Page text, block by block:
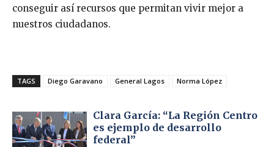
conseguir así recursos que permitan vivir mejor a
nuestros ciudadanos.
TAGS Diego Garavano General Lagos Norma López
Clara García: “La Región Centro
es ejemplo de desarrollo
federal”